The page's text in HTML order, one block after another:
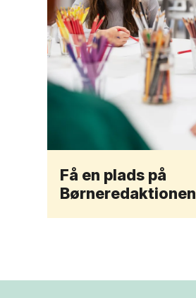
Få en plads på
Børneredaktionen